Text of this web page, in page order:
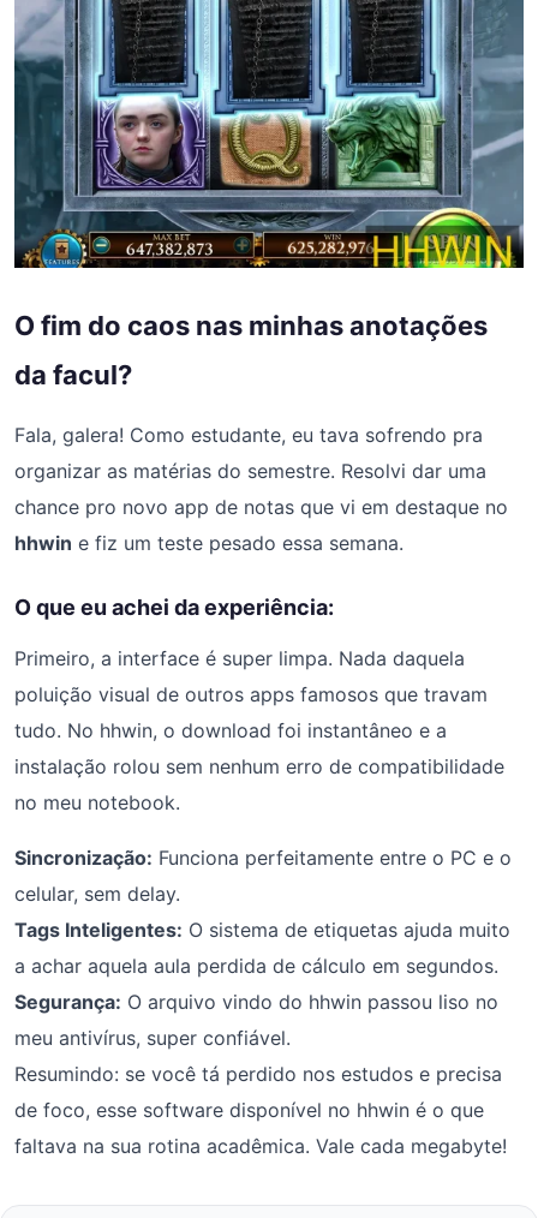
O fim do caos nas minhas anotações
da facul?
Fala, galera! Como estudante, eu tava sofrendo pra
organizar as matérias do semestre. Resolvi dar uma
chance pro novo app de notas que vi em destaque no
hhwin e fiz um teste pesado essa semana.
O que eu achei da experiência:
Primeiro, a interface é super limpa. Nada daquela
poluição visual de outros apps famosos que travam
tudo. No hhwin, o download foi instantâneo e a
instalação rolou sem nenhum erro de compatibilidade
no meu notebook.
Sincronização: Funciona perfeitamente entre o PC e o
celular, sem delay.
Tags Inteligentes: O sistema de etiquetas ajuda muito
a achar aquela aula perdida de cálculo em segundos.
Segurança: O arquivo vindo do hhwin passou liso no
meu antivírus, super confiável.
Resumindo: se você tá perdido nos estudos e precisa
de foco, esse software disponível no hhwin é o que
faltava na sua rotina acadêmica. Vale cada megabyte!